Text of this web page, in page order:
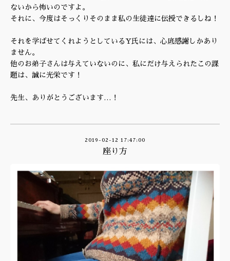
ないから怖いのですよ。
それに、今度はそっくりそのまま私の生徒達に伝授できるしね！
それを学ばせてくれようとしているY氏には、心底感謝しかあり
ません。
他のお弟子さんは与えていないのに、私にだけ与えられたこの課
題は、誠に光栄です！
先生、ありがとうございます…！
2019-02-12 17:47:00
座り方